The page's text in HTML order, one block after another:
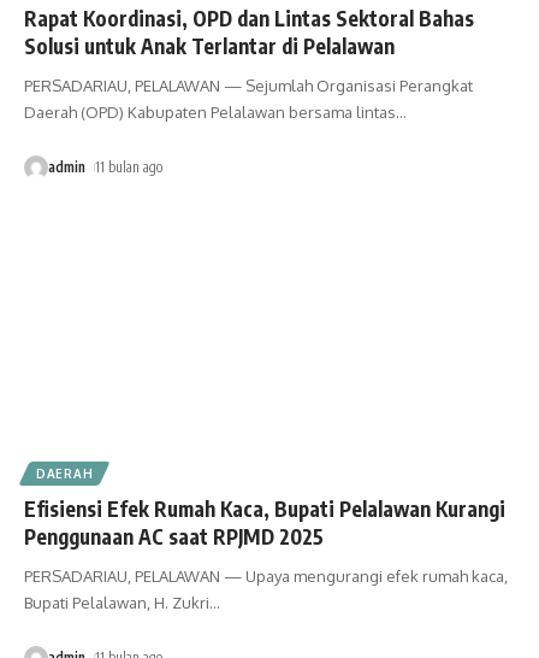
Rapat Koordinasi, OPD dan Lintas Sektoral Bahas
Solusi untuk Anak Terlantar di Pelalawan
PERSADARIAU, PELALAWAN — Sejumlah Organisasi Perangkat
Daerah (OPD) Kabupaten Pelalawan bersama lintas…
admin 11 bulan ago
DAERAH
Efisiensi Efek Rumah Kaca, Bupati Pelalawan Kurangi
Penggunaan AC saat RPJMD 2025
PERSADARIAU, PELALAWAN — Upaya mengurangi efek rumah kaca,
Bupati Pelalawan, H. Zukri…